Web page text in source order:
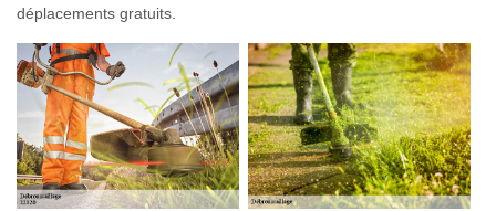
déplacements gratuits.